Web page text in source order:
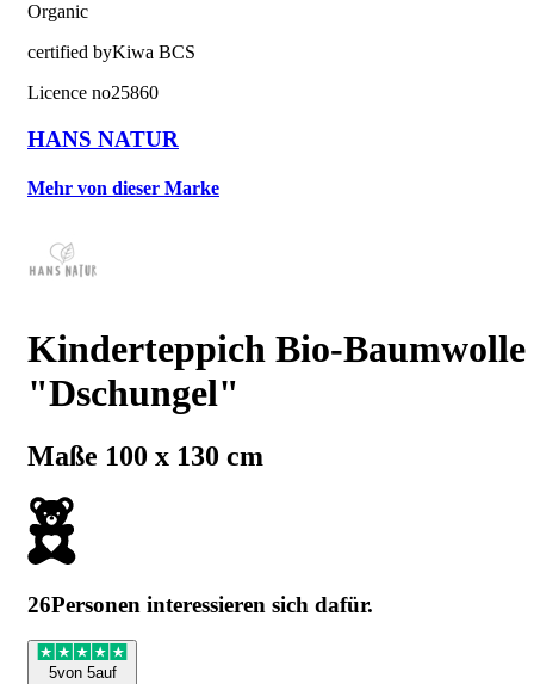
Organic
certified byKiwa BCS
Licence no25860
HANS NATUR
Mehr von dieser Marke
Kinderteppich Bio-Baumwolle
"Dschungel"
Maße 100 x 130 cm
26Personen interessieren sich dafür.
5von 5auf